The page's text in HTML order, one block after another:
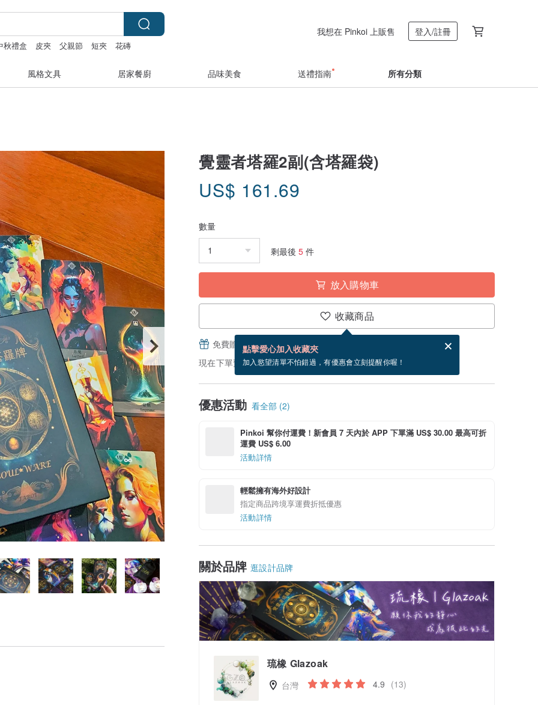
秋禮盒 皮夾 父親節 短夾 花磚
我想在 Pinkoi 上販售 登入/註冊
風格文具 居家餐廚 品味美食 送禮指南 所有分類
覺靈者塔羅2副(含塔羅袋)
US$ 161.69
數量
剩最後 5 件
放入購物車
收藏商品
點擊愛心加入收藏夾
加入慾望清單不怕錯過，有優惠會立刻提醒你喔！
免費贈送電子賀卡，結帳完成後填寫
現在下單預估 8/19~8/29 到貨。
優惠活動 看全部 (2)
Pinkoi 幫你付運費！新會員 7 天內於 APP 下單滿 US$ 30.00 最高可折
運費 US$ 6.00
活動詳情
輕鬆擁有海外好設計
指定商品跨境享運費折抵優惠
活動詳情
關於品牌 逛設計品牌
琉橡 Glazoak
台灣 4.9 (13)